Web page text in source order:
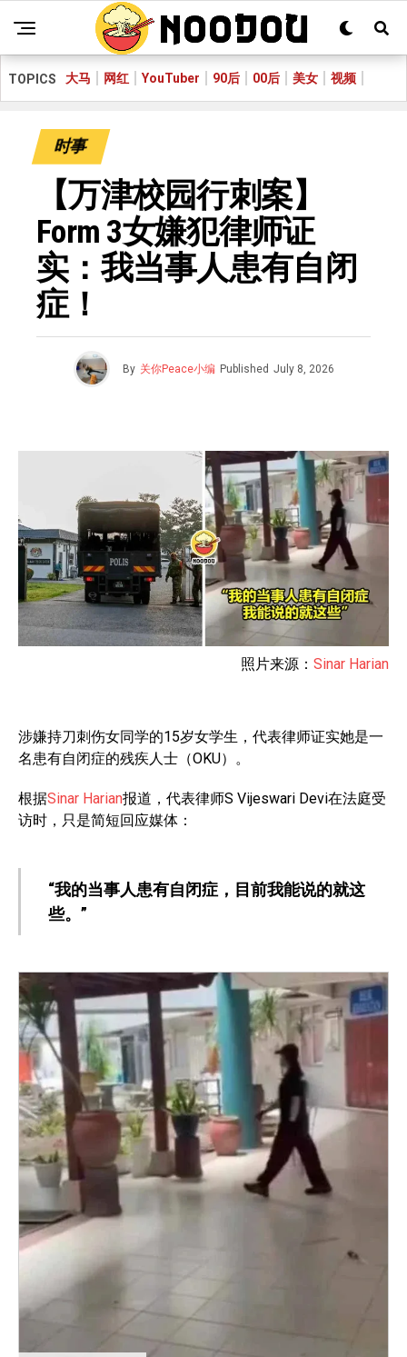
TOPICS 大马 网红 YouTuber 90后 00后 美女 视频
时事
【万津校园行刺案】
Form 3女嫌犯律师证
实：我当事人患有自闭
症！
By 关你Peace小编 Published July 8, 2026
照片来源： Sinar Harian
涉嫌持刀刺伤女同学的15岁女学生，代表律师证实她是一
名患有自闭症的残疾人士（OKU）。
根据Sinar Harian报道，代表律师S Vijeswari Devi在法庭受
访时，只是简短回应媒体：
“我的当事人患有自闭症，目前我能说的就这
些。”